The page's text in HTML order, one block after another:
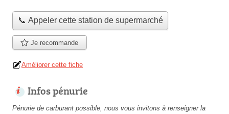
📞 Appeler cette station de supermarché
Je recommande
Améliorer cette fiche
Infos pénurie
Pénurie de carburant possible, nous vous invitons à renseigner la